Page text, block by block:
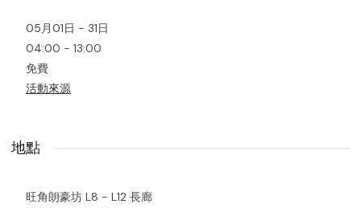
05月01日 - 31日
04:00 - 13:00
免費
活動來源
地點
旺角朗豪坊 L8 - L12 長廊